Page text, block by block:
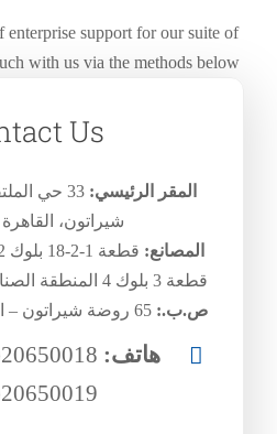
support for our suite of
with us via the methods below.
Us
المقر الرئيسي:
33 حي
شيراتون،
المصانع: قطعة 1-2-18 بلوك 32 المنطقة الصناعية
قطعة 3 بلوك 4 المنطقة الصناعية – دمياط الجديدة
ص.ب.:65 روضة شيراتون – الرمز البريدي: 11799
هاتف:
20650019(02)